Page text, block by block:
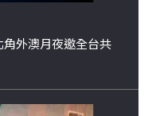
外澳月夜邀全台共